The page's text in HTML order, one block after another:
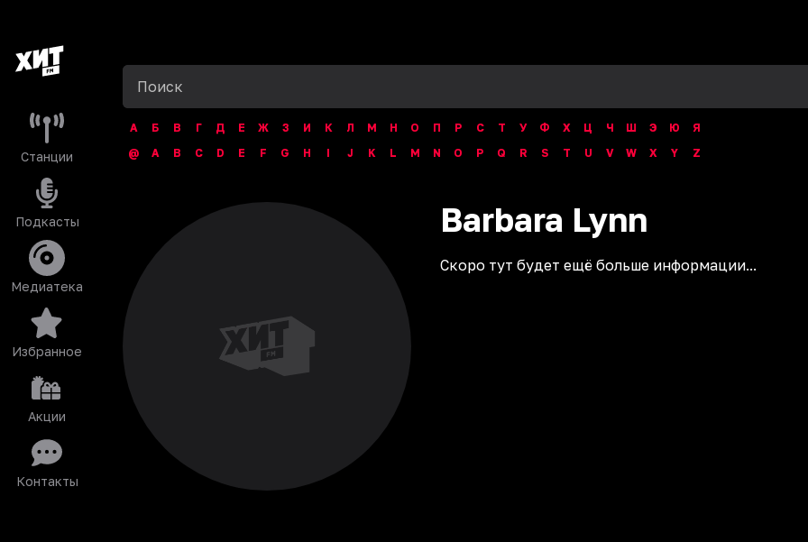
Станции
Подкасты
Медиатека
Избранное
Акции
Контакты
А Б В Г Д Е Ж З И К Л М Н О П Р С Т У Ф Х Ц Ч Ш Э Ю
Я
@
A B C D E F G H I J K L M N O P Q R S T U V W X Y Z
Barbara Lynn
Скоро тут будет ещё больше информации...